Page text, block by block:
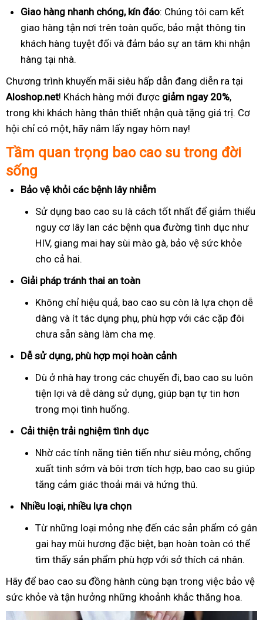
Giao hàng nhanh chóng, kín đáo: Chúng tôi cam kết
giao hàng tận nơi trên toàn quốc, bảo mật thông tin
khách hàng tuyệt đối và đảm bảo sự an tâm khi nhận
hàng tại nhà.
Chương trình khuyến mãi siêu hấp dẫn đang diễn ra tại
Aloshop.net! Khách hàng mới được giảm ngay 20%,
trong khi khách hàng thân thiết nhận quà tặng giá trị. Cơ
hội chỉ có một, hãy nắm lấy ngay hôm nay!
Tầm quan trọng bao cao su trong đời
sống
Bảo vệ khỏi các bệnh lây nhiễm
Sử dụng bao cao su là cách tốt nhất để giảm thiểu
nguy cơ lây lan các bệnh qua đường tình dục như
HIV, giang mai hay sùi mào gà, bảo vệ sức khỏe
cho cả hai.
Giải pháp tránh thai an toàn
Không chỉ hiệu quả, bao cao su còn là lựa chọn dễ
dàng và ít tác dụng phụ, phù hợp với các cặp đôi
chưa sẵn sàng làm cha mẹ.
Dễ sử dụng, phù hợp mọi hoàn cảnh
Dù ở nhà hay trong các chuyến đi, bao cao su luôn
tiện lợi và dễ dàng sử dụng, giúp bạn tự tin hơn
trong mọi tình huống.
Cải thiện trải nghiệm tình dục
Nhờ các tính năng tiên tiến như siêu mỏng, chống
xuất tinh sớm và bôi trơn tích hợp, bao cao su giúp
tăng cảm giác thoải mái và hứng thú.
Nhiều loại, nhiều lựa chọn
Từ những loại mỏng nhẹ đến các sản phẩm có gân
gai hay mùi hương đặc biệt, bạn hoàn toàn có thể
tìm thấy sản phẩm phù hợp với sở thích cá nhân.
Hãy để bao cao su đồng hành cùng bạn trong việc bảo vệ
sức khỏe và tận hưởng những khoảnh khắc thăng hoa.